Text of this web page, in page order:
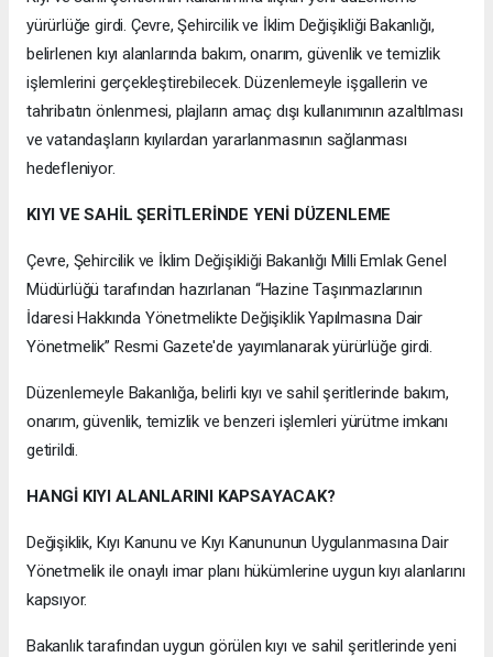
yürürlüğe girdi. Çevre, Şehircilik ve İklim Değişikliği Bakanlığı,
belirlenen kıyı alanlarında bakım, onarım, güvenlik ve temizlik
işlemlerini gerçekleştirebilecek. Düzenlemeyle işgallerin ve
tahribatın önlenmesi, plajların amaç dışı kullanımının azaltılması
ve vatandaşların kıyılardan yararlanmasının sağlanması
hedefleniyor.
KIYI VE SAHİL ŞERİTLERİNDE YENİ DÜZENLEME
Çevre, Şehircilik ve İklim Değişikliği Bakanlığı Milli Emlak Genel
Müdürlüğü tarafından hazırlanan “Hazine Taşınmazlarının
İdaresi Hakkında Yönetmelikte Değişiklik Yapılmasına Dair
Yönetmelik” Resmi Gazete'de yayımlanarak yürürlüğe girdi.
Düzenlemeyle Bakanlığa, belirli kıyı ve sahil şeritlerinde bakım,
onarım, güvenlik, temizlik ve benzeri işlemleri yürütme imkanı
getirildi.
HANGİ KIYI ALANLARINI KAPSAYACAK?
Değişiklik, Kıyı Kanunu ve Kıyı Kanununun Uygulanmasına Dair
Yönetmelik ile onaylı imar planı hükümlerine uygun kıyı alanlarını
kapsıyor.
Bakanlık tarafından uygun görülen kıyı ve sahil şeritlerinde yeni